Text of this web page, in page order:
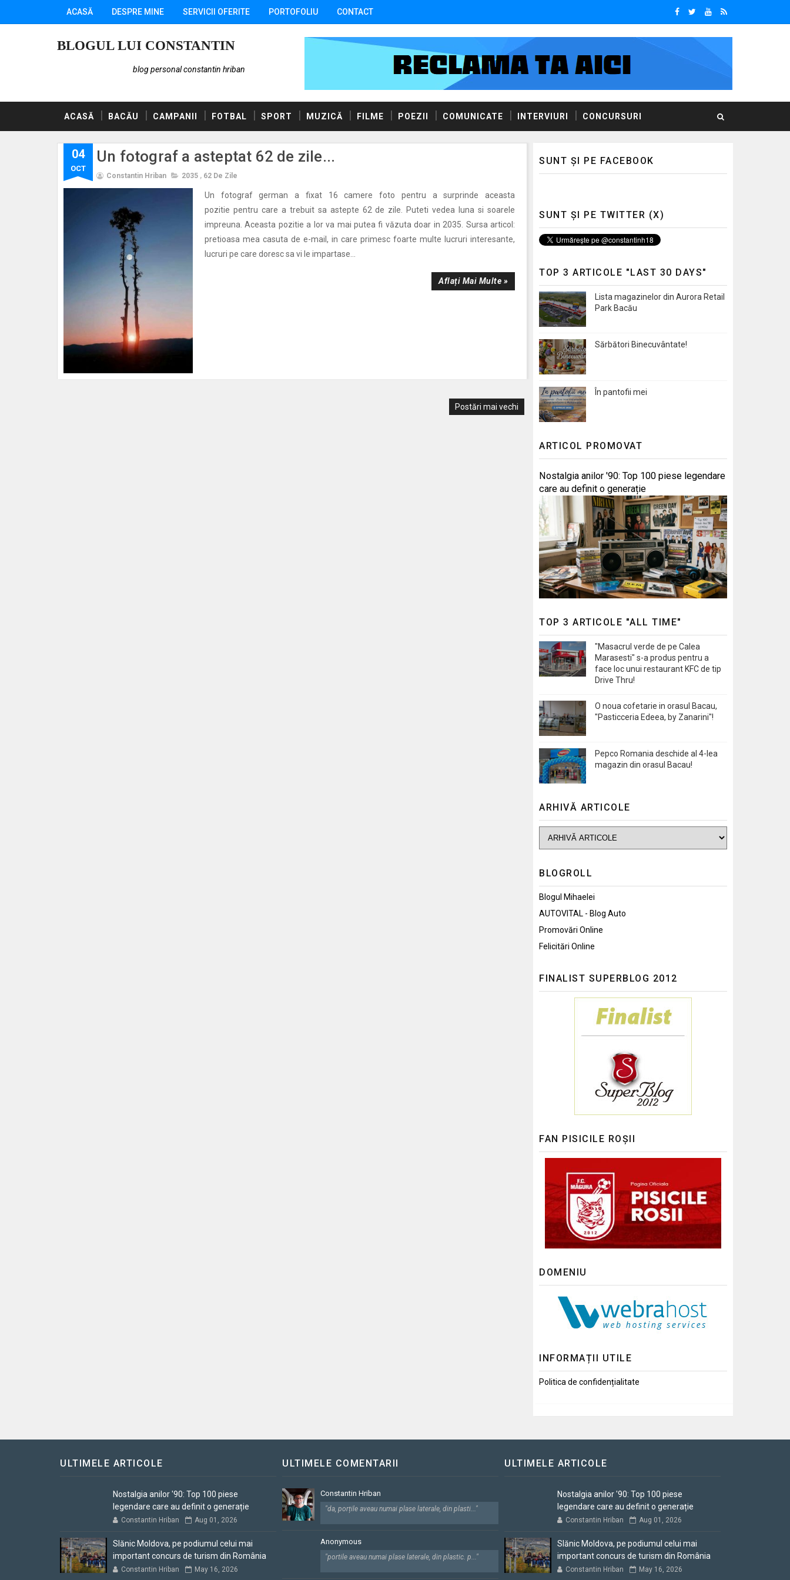
ACASĂ DESPRE MINE SERVICII OFERITE PORTOFOLIU CONTACT
BLOGUL LUI CONSTANTIN
blog personal constantin hriban
ACASĂ BACĂU CAMPANII FOTBAL SPORT MUZICĂ FILME POEZII COMUNICATE INTERVIURI CONCURSURI
04
OCT
Un fotograf a asteptat 62 de zile...
Constantin Hriban 2035 , 62 De Zile
Un fotograf german a fixat 16 camere foto pentru a surprinde aceasta
pozitie pentru care a trebuit sa astepte 62 de zile. Puteti vedea luna si soarele
impreuna. Aceasta pozitie a lor va mai putea fi văzuta doar in 2035. Sursa articol:
pretioasa mea casuta de e-mail, in care primesc foarte multe lucruri interesante,
lucruri pe care doresc sa vi le impartase...
Aflați Mai Multe »
Postări mai vechi
SUNT ȘI PE FACEBOOK
SUNT ȘI PE TWITTER (X)
TOP 3 ARTICOLE "LAST 30 DAYS"
Lista magazinelor din Aurora Retail
Park Bacău
Sărbători Binecuvântate!
În pantofii mei
ARTICOL PROMOVAT
Nostalgia anilor '90: Top 100 piese legendare
care au definit o generație
TOP 3 ARTICOLE "ALL TIME"
"Masacrul verde de pe Calea
Marasesti" s-a produs pentru a
face loc unui restaurant KFC de tip
Drive Thru!
O noua cofetarie in orasul Bacau,
"Pasticceria Edeea, by Zanarini"!
Pepco Romania deschide al 4-lea
magazin din orasul Bacau!
ARHIVĂ ARTICOLE
BLOGROLL
Blogul Mihaelei
AUTOVITAL - Blog Auto
Promovări Online
Felicitări Online
FINALIST SUPERBLOG 2012
FAN PISICILE ROȘII
DOMENIU
INFORMAȚII UTILE
Politica de confidențialitate
ULTIMELE ARTICOLE
Nostalgia anilor '90: Top 100 piese
legendare care au definit o generație
Constantin Hriban Aug 01, 2026
Slănic Moldova, pe podiumul celui mai
important concurs de turism din România
Constantin Hriban May 16, 2026
ULTIMELE COMENTARII
Constantin Hriban
"da, porțile aveau numai plase laterale, din plasti..."
Anonymous
"portile aveau numai plase laterale, din plastic. p..."
ULTIMELE ARTICOLE
Nostalgia anilor '90: Top 100 piese
legendare care au definit o generație
Constantin Hriban Aug 01, 2026
Slănic Moldova, pe podiumul celui mai
important concurs de turism din România
Constantin Hriban May 16, 2026